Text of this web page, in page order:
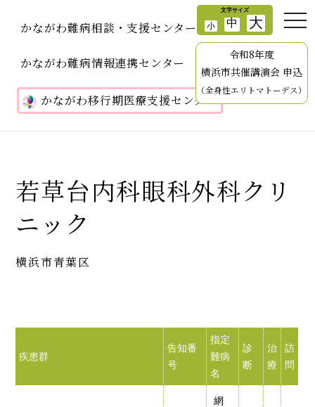
かながわ難病相談・支援センター
かながわ難病情報連携センター
かながわ移行期医療支援センター
令和8年度
横浜市共催講演会 申込
（全身性エリトマトーデス）
若草台内科眼科外科クリ
ニック
横浜市青葉区
疾患群
告知番
号
指定
難病
名
診
断
治
療
訪
問
網